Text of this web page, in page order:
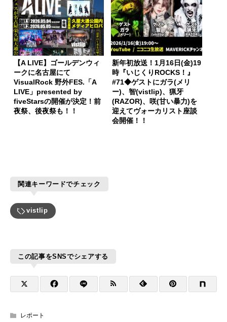
【A LIVE】ゴールデンウィ
ークに名古屋にて
VisualRock 野外FES.「A
LIVE」presented by
fiveStarsの開催が決定！前
夜祭、後夜祭も！！
新年初放送！1月16日(金)19
時『いじくりROCKS！』
#71◆ゲストにガラ(メリ
ー)、智(vistlip)、猟牙
(RAZOR)、咲(甘い暴力)を
迎えてヴォーカリスト座談
会開催！！
関連キーワードでチェック
vistlip
この記事をSNSでシェアする
レポート